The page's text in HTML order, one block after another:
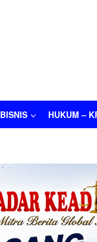
BISNIS HUKUM –